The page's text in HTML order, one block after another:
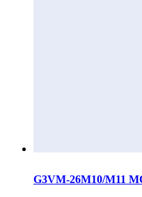
G3VM-26M10/M11